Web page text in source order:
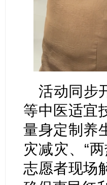
活动同步
等中医适宜
量身定制养
灾减灾、“
志愿者现场